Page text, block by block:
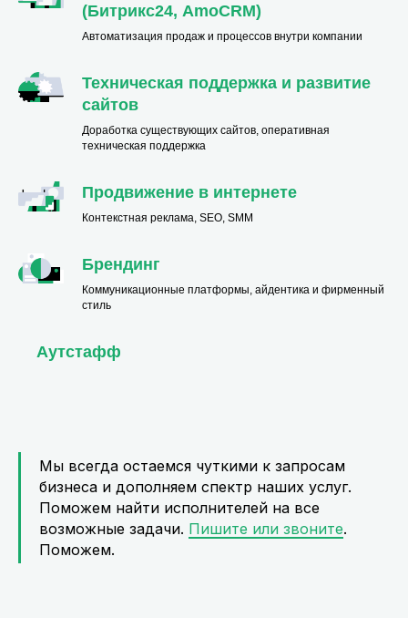
(Битрикс24, AmoCRM)
Автоматизация продаж и процессов внутри компании
Техническая поддержка и развитие
сайтов
Доработка существующих сайтов, оперативная
техническая поддержка
Продвижение в интернете
Контекстная реклама, SEO, SMM
Брендинг
Коммуникационные платформы, айдентика и фирменный
стиль
Аутстафф
Мы всегда остаемся чуткими к запросам
бизнеса и дополняем спектр наших услуг.
Поможем найти исполнителей на все
возможные задачи. Пишите или звоните.
Поможем.